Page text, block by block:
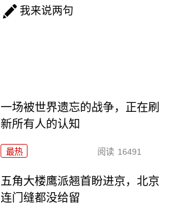
我来说两句
一场被世界遗忘的战争，正在刷
新所有人的认知
最热 阅读 16491
五角大楼鹰派翘首盼进京，北京
连门缝都没给留